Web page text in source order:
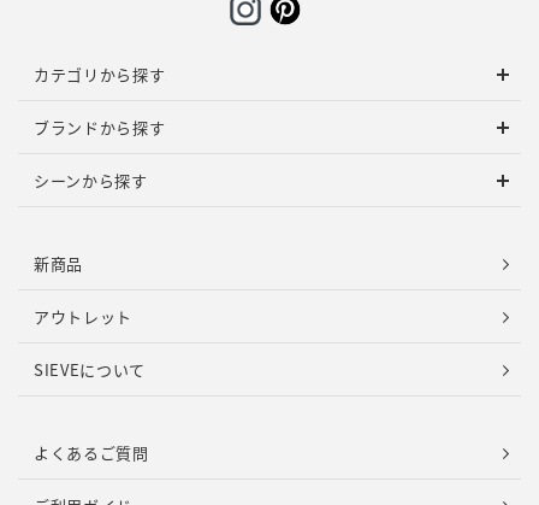
カテゴリから探す
ブランドから探す
シーンから探す
新商品
アウトレット
SIEVEについて
よくあるご質問